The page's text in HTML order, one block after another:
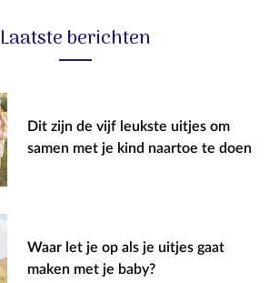
Laatste berichten
Dit zijn de vijf leukste uitjes om
samen met je kind naartoe te doen
Waar let je op als je uitjes gaat
maken met je baby?